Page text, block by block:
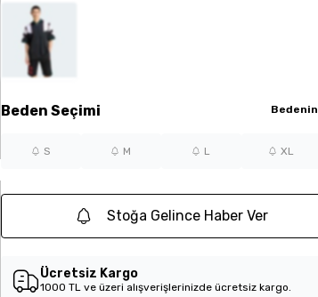
Beden Seçimi
S M L XL
Stoğa Gelince Haber Ver
Ücretsiz Kargo
1000 TL ve üzeri alışverişlerinizde ücretsiz kargo.